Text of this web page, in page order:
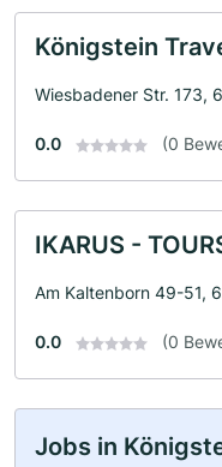
Königstein
Wiesbadener Str. 173,
0.0 (0
IKARUS -
Am Kaltenborn 49-51,
0.0 (0
Jobs in